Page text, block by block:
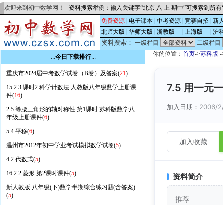
欢迎来到初中数学网！ 资料搜索举例：输入关键字“北京 八 上 期中”可搜索到所
免费资源 电子课本 中考资源 竞赛自招
新
北师大版
华师大版 浙教版 上海版 沪
资料搜索： 一级栏目
二级栏目
:::今日下载排行:::
重庆市2024届中考数学试卷（B卷）及答案(21)
15.2.3 课时2 科学计数法 人教版八年级数学上册课
件(16)
2.5 等腰三角形的轴对称性 第1课时 苏科版数学八
年级上册课件(6)
5.4 平移(6)
温州市2012年初中学业考试模拟数学试卷(5)
4.2 代数式(5)
16.2.2 菱形 第2课时课件(5)
新人教版 八年级(下)数学半期综合练习题(含答案)
(5)
你的位置： 首页->苏科版 -
7.5 用一元
加入日期： 2006/
加入收藏
资料简介
推荐